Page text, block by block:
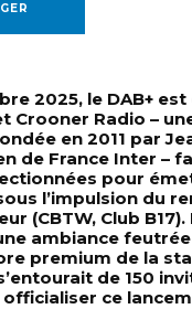
2025, le DAB+
Crooner Radio –
en 2011 par
de France Inter –
pour
l’impulsion du
(CBTW, Club
ambiance
premium de la
de 150
officialiser ce